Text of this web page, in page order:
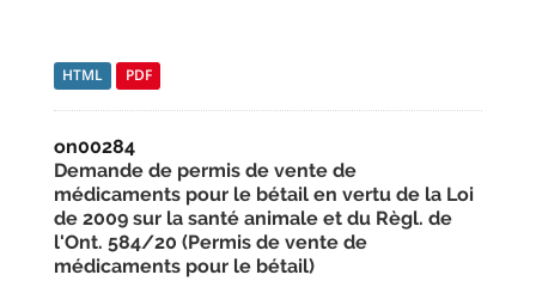
HTML PDF
on00284
Demande de permis de vente de
médicaments pour le bétail en vertu de la Loi
de 2009 sur la santé animale et du Règl. de
l'Ont. 584/20 (Permis de vente de
médicaments pour le bétail)